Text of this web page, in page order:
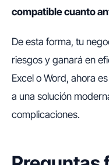
compatible cuanto
De esta forma, tu
riesgos y ganará en
Excel o Word, ahora
a una solución
complicaciones.